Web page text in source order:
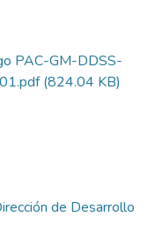
PAC-GM-DDSS-
(824.04 KB)
de Desarrollo